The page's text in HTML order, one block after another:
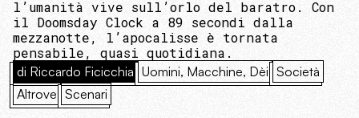
l’umanità vive sull’orlo del baratro. Con
il Doomsday Clock a 89 secondi dalla
mezzanotte, l’apocalisse è tornata
pensabile, quasi quotidiana.
di Riccardo Ficicchia Uomini, Macchine, Dèi Società
Altrove Scenari